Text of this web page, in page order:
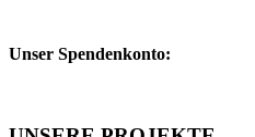
Unser Spendenkonto: